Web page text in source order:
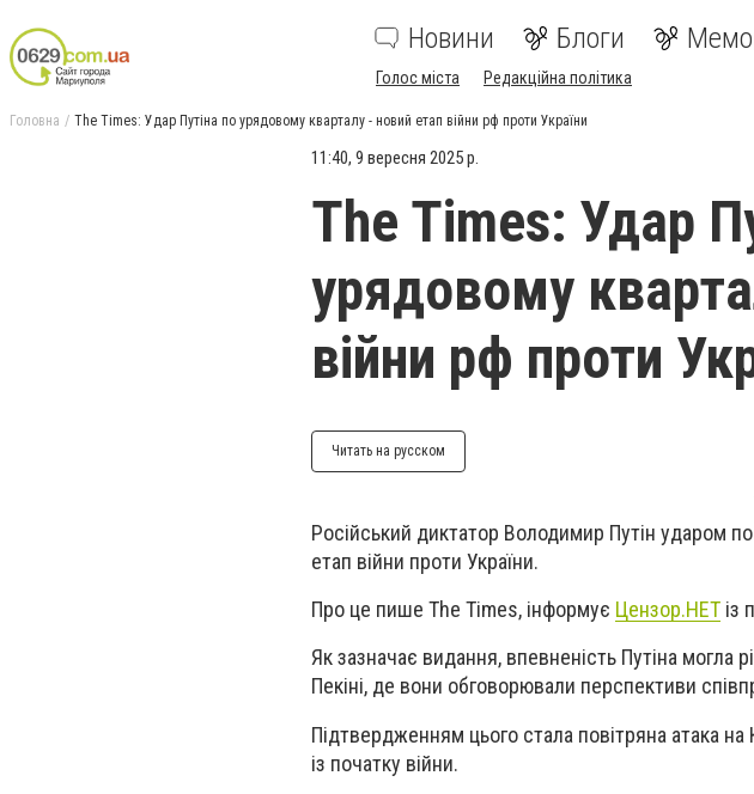
Новини Блоги
Голос міста Редакційна політика
Головна The Times: Удар Путіна по урядовому кварталу - новий етап війни рф проти України
11:40, 9 вересня 2025 р.
The Times: Удар
урядовому
війни рф проти
Читать на русском
Російський диктатор Володимир Путін ударом
етап війни проти України.
Про це пише The Times, інформує Цензор.НЕТ із
Як зазначає видання, впевненість Путіна могла
Пекіні, де вони обговорювали перспективи
Підтвердженням цього стала повітряна атака
із початку війни.